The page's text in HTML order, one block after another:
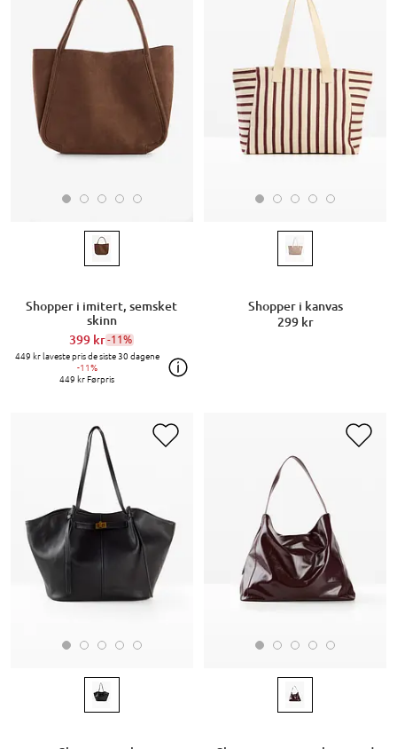
Shopper i imitert, semsket
skinn
399 kr-11%
449 krlaveste pris de siste 30 dagene
-11%
449 krFørpris
Shopper i kanvas
299 kr